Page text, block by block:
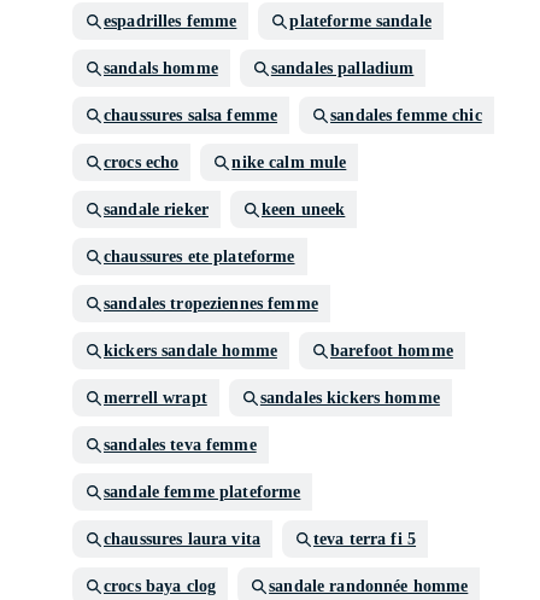
espadrilles femme plateforme sandale
sandals homme sandales palladium
chaussures salsa femme sandales femme chic
crocs echo nike calm mule
sandale rieker keen uneek
chaussures ete plateforme
sandales tropeziennes femme
kickers sandale homme barefoot homme
merrell wrapt sandales kickers homme
sandales teva femme
sandale femme plateforme
chaussures laura vita teva terra fi 5
crocs baya clog sandale randonnée homme